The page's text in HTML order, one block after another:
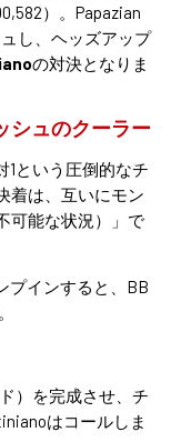
）。Papazian
し、ヘッズアップ
の対決となりま
シュのクーラー
1という圧倒的なチ
着は、互いにモン
可能な状況）」で
プインすると、BB
）を完成させ、チ
はコールしま